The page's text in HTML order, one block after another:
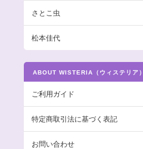
さとこ虫
松本佳代
ABOUT WISTERIA（ウィステリア）
ご利用ガイド
特定商取引法に基づく表記
お問い合わせ